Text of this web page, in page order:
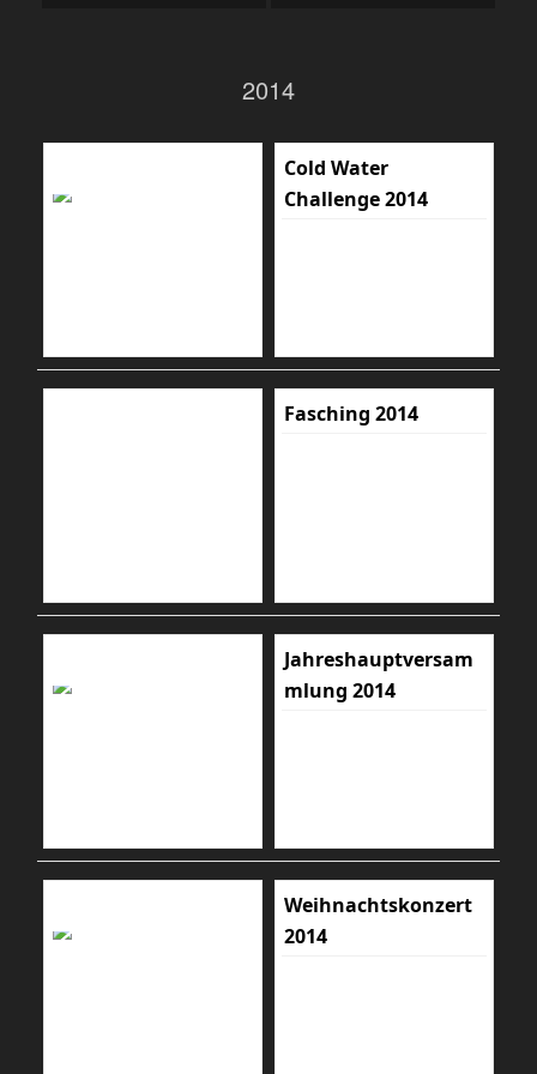
2014
Cold Water
Challenge 2014
Fasching 2014
Jahreshauptversam
mlung 2014
Weihnachtskonzert
2014